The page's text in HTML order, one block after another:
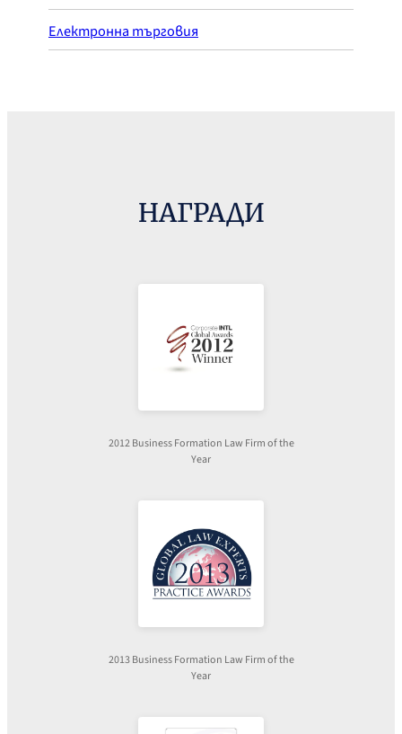
Електронна търговия
НАГРАДИ
2012 Business Formation Law Firm of the
Year
2013 Business Formation Law Firm of the
Year